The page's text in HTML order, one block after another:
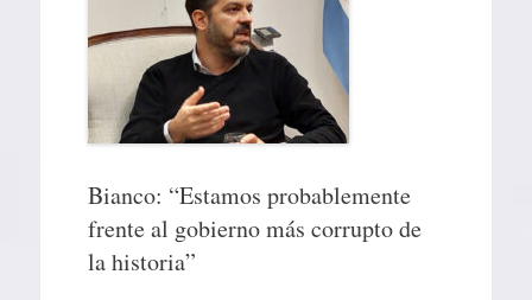
Bianco: “Estamos probablemente
frente al gobierno más corrupto de
la historia”